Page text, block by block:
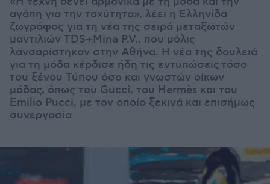
αγάπη για την ταχύτητα», λέει η Ελληνίδα
ζωγράφος για τη νέα της σειρά μεταξωτών
μαντιλιών TDS+Mina P.V., που μόλις
λανσαρίστηκαν στην Αθήνα. Η νέα της δουλειά
για τη μόδα κέρδισε ήδη τις εντυπώσεις τόσο
του ξένου Τύπου όσο και γνωστών οίκων
μόδας, όπως του Gucci, του Hermès και του
Emilio Pucci, με τον οποίο ξεκινά και επισήμως
συνεργασία